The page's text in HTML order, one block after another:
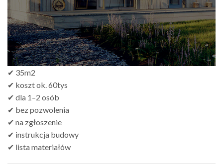
✔ 35m2
✔ koszt ok. 60tys
✔ dla 1–2 osób
✔ bez pozwolenia
✔ na zgłoszenie
✔ instrukcja budowy
✔ lista materiałów